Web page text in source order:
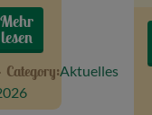
Mehr
lesen
Category:Aktuelles